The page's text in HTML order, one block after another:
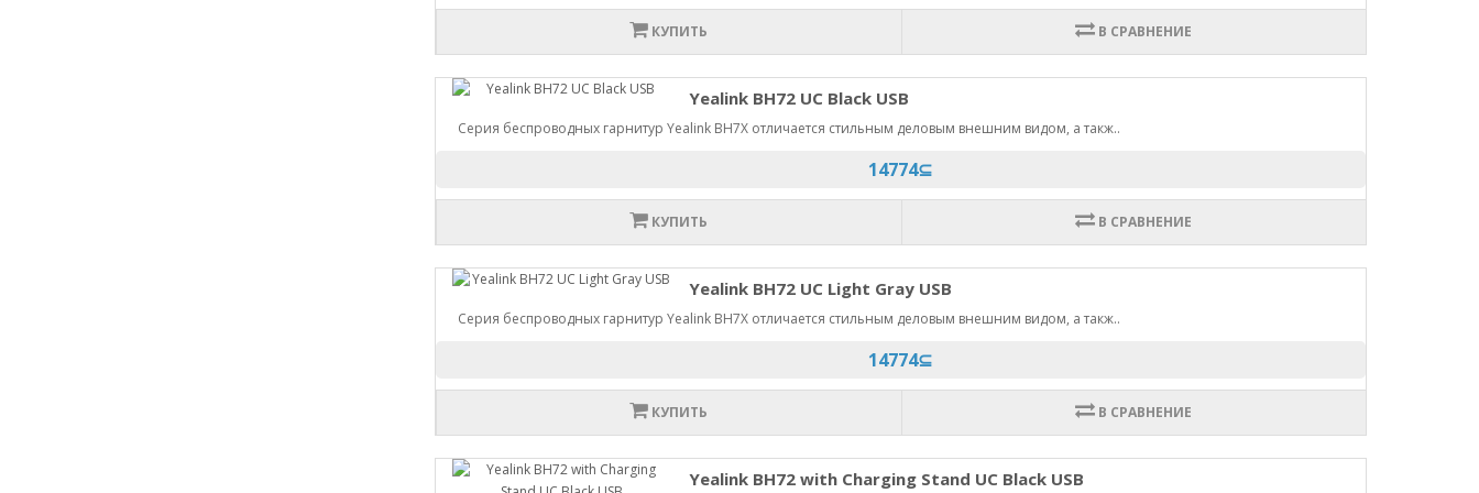
КУПИТЬ В СРАВНЕНИЕ
Yealink BH72 UC Black USB
Серия беспроводных гарнитур Yealink BH7X отличается стильным деловым внешним видом, а такж..
14774⊆
КУПИТЬ В СРАВНЕНИЕ
Yealink BH72 UC Light Gray USB
Серия беспроводных гарнитур Yealink BH7X отличается стильным деловым внешним видом, а такж..
14774⊆
КУПИТЬ В СРАВНЕНИЕ
Yealink BH72 with Charging Stand UC Black USB